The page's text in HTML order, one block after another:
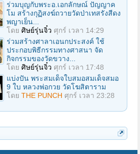
ร่วมบุญกับพระอ.เอกลักษณ์ ปัญญาค
โม สร้างกุฏิสงฆ์ถวายวัดป่าเทสรังสีดง
พญาเย็น...
โดย ศิษย์รุ่นจิ๋ว ศุกร์ เวลา 14:29
ร่วมสร้างศาลาเอนกประสงค์ ใช้
ประกอบพิธีกรรมทางศาสนา จัด
กิจกรรมของวัดขวาง...
โดย ศิษย์รุ่นจิ๋ว ศุกร์ เวลา 17:48
แบ่งปัน พระสมเด็จใบสมอสมเด็จสมอ
9 ใบ หลวงพ่อกวย วัดโฆสิตาราม
โดย THE PUNCH ศุกร์ เวลา 23:28